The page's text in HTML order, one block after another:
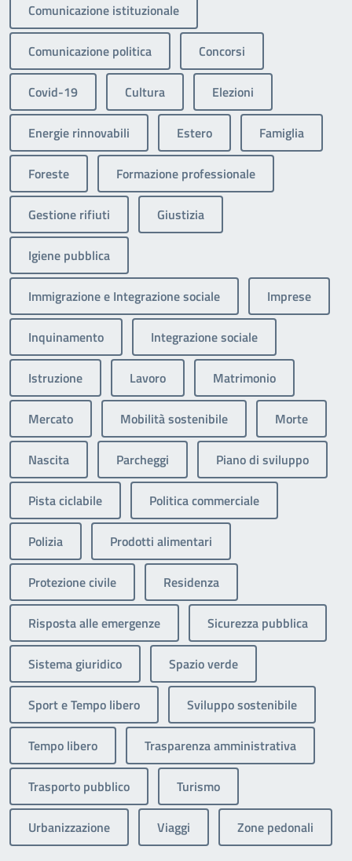
Comunicazione istituzionale
Comunicazione politica Concorsi
Covid-19 Cultura Elezioni
Energie rinnovabili Estero Famiglia
Foreste Formazione professionale
Gestione rifiuti Giustizia
Igiene pubblica
Immigrazione e Integrazione sociale Imprese
Inquinamento Integrazione sociale
Istruzione Lavoro Matrimonio
Mercato Mobilità sostenibile Morte
Nascita Parcheggi Piano di sviluppo
Pista ciclabile Politica commerciale
Polizia Prodotti alimentari
Protezione civile Residenza
Risposta alle emergenze Sicurezza pubblica
Sistema giuridico Spazio verde
Sport e Tempo libero Sviluppo sostenibile
Tempo libero Trasparenza amministrativa
Trasporto pubblico Turismo
Urbanizzazione Viaggi Zone pedonali